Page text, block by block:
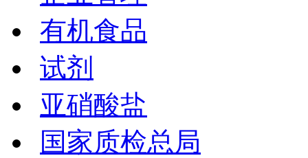
有机食品
试剂
亚硝酸盐
国家质检总局